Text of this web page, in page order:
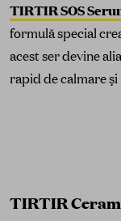
TIRTIR SOS
formulă special
acest ser devine
rapid de calmare
TIRTIR